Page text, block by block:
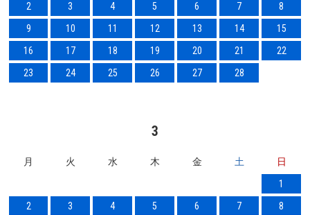
2
3 4 5 6 7
8
9
10 11 12 13 14
15
16
17 18 19 20 21
22
23
24 25 26 27 28
3
月 火 水 木 金 土
日
1
2
3 4 5 6 7
8